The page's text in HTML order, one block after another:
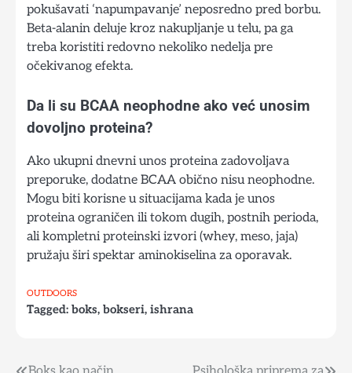
pokušavati ‘napumpavanje’ neposredno pred borbu.
Beta-alanin deluje kroz nakupljanje u telu, pa ga
treba koristiti redovno nekoliko nedelja pre
očekivanog efekta.
Da li su BCAA neophodne ako već unosim
dovoljno proteina?
Ako ukupni dnevni unos proteina zadovoljava
preporuke, dodatne BCAA obično nisu neophodne.
Mogu biti korisne u situacijama kada je unos
proteina ograničen ili tokom dugih, postnih perioda,
ali kompletni proteinski izvori (whey, meso, jaja)
pružaju širi spektar aminokiselina za oporavak.
OUTDOORS
Tagged: boks, bokseri, ishrana